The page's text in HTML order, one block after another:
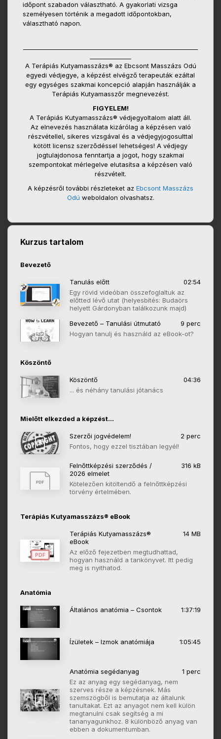
időpont szabadon választható. A gyakorlati vizsga
személyesen történik a megadott időpontokban,
választható napon.
A Terápiás Kutyamasszázs® az Ebcsont Masszázs Odú
egyedi védjegye, a képzést elvégző terapeuták ezáltal
egy egységes szakmai koncepció alapján használják a
Terápiás Kutyamasszőr megnevezést.
FIGYELEM!
A Terápiás Kutyamasszázs® védjegyoltalom alatt áll.
Az elnevezés használata kizárólag a képzésen való
részvétellel, sikeres vizsgával és a védjegyjogosulttal
kötött licensz szerződéssel lehetséges! A védjegy
jogtulajdonosa fenntartja a jogot, hogy szakmai
szempontokat mérlegelve elutasítsa a képzésen való
részvételt.
A képzésről további részleteket az Ebcsont Masszázs
Odú weboldalon olvashatsz.
Kurzus tartalom
Bevezető
Tanulás előtt
02:54
Egy rövid videóban összefoglaltuk az
előtted lévő utat (helyesbítés: Budaörs
helyett Gárdonyban találkozunk majd)
Bevezető – Tanulási útmutató
9 perc
Hogyan tanulj és használd az eBook-ot?
Köszöntő
Köszöntő
04:36
... és néhány tanulási jótanács
Mielőtt elkezded a képzést...
Szerzői jogvédelem!
2 perc
Fontos, hogy ezzel tisztában legyél!
Felnőttképzési szerződés /
2026 elmelet
316 kB
Kötelezően kitöltendő a felnőttképzési
törvény értelmében.
Terápiás Kutyamasszázs® eBook
PDF
Terápiás Kutyamasszázs®
eBook
14 MB
Az előző fejezetben megtudhattad,
hogyan használd a tankönyvet. Itt pedig
meg is nyithatod.
Anatómia
Általános anatómia – Csontok 1:37:19
Ízületek – Izmok anatómiája 1:05:45
Anatómia segédanyag
1 perc
Ez az anyag egy segédanyag, nem
szerves része a képzésnek. Más
szemszögből is bemutatja az általunk
tanultakat. Ezt az anyagot nem kell külön
megtanulni csak segítség a mi
tananyagunkhoz. 8 különböző anyag van
ebben a dokumentumban.